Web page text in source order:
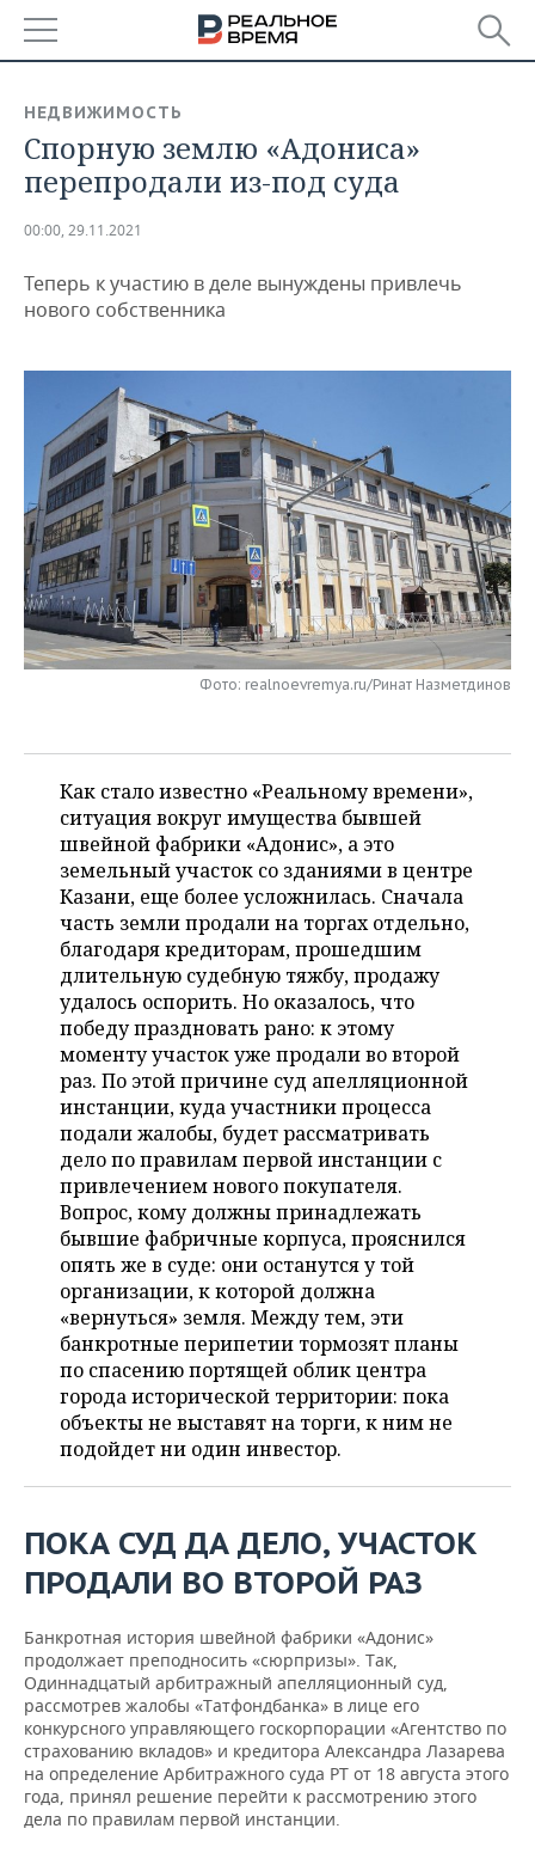
БАШКОРТОСТАН
ТАТАРСТАН
НОВОСТИ
АНАЛИТИКА
ДЕКЛАРАЦИИ О ДОХОДАХ
ВУЗЫ ТАТАРСТАНА
КОМУ ПРИНАДЛЕЖАТ
ТОРГОВЫЕ ЦЕНТРЫ
ТАТАРСТАНА
НОВОСТИ ЭКОНОМИКИ
БАНКИ
БЮДЖЕТ
ИНВЕСТИЦИИ
ПРОМЫШЛЕННОСТЬ
ПРОМЫШЛЕННОСТИ
АГРОПРОМ
МАШИНОСТРОЕНИЕ
НЕФТЕХИМИЯ
НЕФТЬ
ОПК
НОВОСТИ НЕДВИЖИМОСТИ
АВТО
НОВОСТИ АВТО
БИЗНЕС
НОВОСТИ БИЗНЕСА
РОЗНИЧНАЯ ТОРГОВЛЯ
ТРАНСПОРТ
ТЕХНОЛОГИИ
НОВОСТИ ТЕХНОЛОГИЙ
IT
МЕРОПРИЯТИЯ
НОВОСТИ МЕРОПРИЯТИЙ
ВЫЕЗДНАЯ РЕДАКЦИЯ
ONLINE-КОНФЕРЕНЦИИ
ОТКРЫТАЯ ЛЕКЦИЯ
СПОРТ
НОВОСТИ СПОРТА
ХОККЕЙ
БАСКЕТБОЛ
ВОЛЕЙБОЛ
КИБЕРСПОРТ
ФИГУРНОЕ КАТАНИЕ
ВОДНЫЕ ВИДЫ СПОРТА
ХОККЕЙ С МЯЧОМ
ВЛАСТЬ
ИНФРАСТРУКТУРА
ИСТОРИЯ
КУЛЬТУРА
МЕДИЦИНА
ОБРАЗОВАНИЕ
ПРОИСШЕСТВИЯ
СЮЖЕТЫ
СПРАВОЧНИК
СПИСОК ПЕРСОН
СПИСОК КОМПАНИЙ
ПОЛНАЯ ВЕРСИЯ
НЕДВИЖИМОСТЬ
Спорную землю «Адониса»
перепродали из-под суда
00:00, 29.11.2021
Теперь к участию в деле вынуждены привлечь
нового собственника
Фото: realnoevremya.ru/Ринат Назметдинов
Как стало известно «Реальному времени»,
ситуация вокруг имущества бывшей
швейной фабрики «Адонис», а это
земельный участок со зданиями в центре
Казани, еще более усложнилась. Сначала
часть земли продали на торгах отдельно,
благодаря кредиторам, прошедшим
длительную судебную тяжбу, продажу
удалось оспорить. Но оказалось, что
победу праздновать рано: к этому
моменту участок уже продали во второй
раз. По этой причине суд апелляционной
инстанции, куда участники процесса
подали жалобы, будет рассматривать
дело по правилам первой инстанции с
привлечением нового покупателя.
Вопрос, кому должны принадлежать
бывшие фабричные корпуса, прояснился
опять же в суде: они останутся у той
организации, к которой должна
«вернуться» земля. Между тем, эти
банкротные перипетии тормозят планы
по спасению портящей облик центра
города исторической территории: пока
объекты не выставят на торги, к ним не
подойдет ни один инвестор.
ПОКА СУД ДА ДЕЛО, УЧАСТОК
ПРОДАЛИ ВО ВТОРОЙ РАЗ
Банкротная история швейной фабрики «Адонис»
продолжает преподносить «сюрпризы». Так,
Одиннадцатый арбитражный апелляционный суд,
рассмотрев жалобы «Татфондбанка» в лице его
конкурсного управляющего госкорпорации «Агентство по
страхованию вкладов» и кредитора Александра Лазарева
на определение Арбитражного суда РТ от 18 августа этого
года, принял решение перейти к рассмотрению этого
дела по правилам первой инстанции.